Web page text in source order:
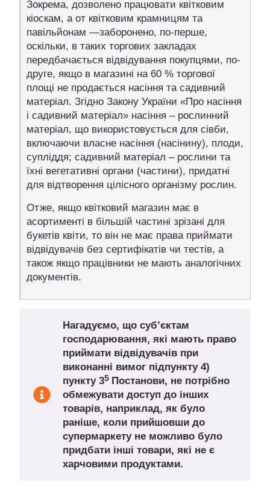
Зокрема, дозволено працювати квітковим
кіоскам, а от квітковим крамницям та
павільйонам —заборонено, по-перше,
оскільки, в таких торгових закладах
передбачається відвідування покупцями, по-
друге, якщо в магазині на 60 % торгової
площі не продається насіння та садивний
матеріал. Згідно Закону України «Про насіння
і садивний матеріал» насіння – рослинний
матеріал, що використовується для сівби,
включаючи власне насіння (насінину), плоди,
супліддя; садивний матеріал – рослини та
їхні вегетативні органи (частини), придатні
для відтворення цілісного організму рослин.
Отже, якщо квітковий магазин має в
асортименті в більшій частині зрізані для
букетів квіти, то він не має права приймати
відвідувачів без сертифікатів чи тестів, а
також якщо працівники не мають аналогічних
документів.
Нагадуємо, що суб’єктам
господарювання, які мають право
приймати відвідувачів при
виконанні вимог підпункту 4)
пункту 35 Постанови, не потрібно
обмежувати доступ до інших
товарів, наприклад, як було
раніше, коли прийшовши до
супермаркету не можливо було
придбати інші товари, які не є
харчовими продуктами.